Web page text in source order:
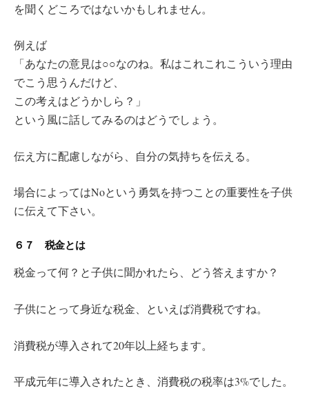
を聞くどころではないかもしれません。
例えば
「あなたの意見は○○なのね。私はこれこれこういう理由
でこう思うんだけど、
この考えはどうかしら？」
という風に話してみるのはどうでしょう。
伝え方に配慮しながら、自分の気持ちを伝える。
場合によってはNoという勇気を持つことの重要性を子供
に伝えて下さい。
６７ 税金とは
税金って何？と子供に聞かれたら、どう答えますか？
子供にとって身近な税金、といえば消費税ですね。
消費税が導入されて20年以上経ちます。
平成元年に導入されたとき、消費税の税率は3%でした。